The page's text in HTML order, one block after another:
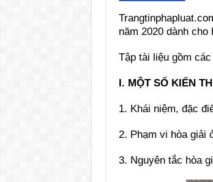
năm 2020 dành
Tập tài liệu gồm
I. MỘT SỐ KIẾN
1. Khái niệm, đặc
2. Phạm vi hòa giải
3. Nguyên tắc hòa